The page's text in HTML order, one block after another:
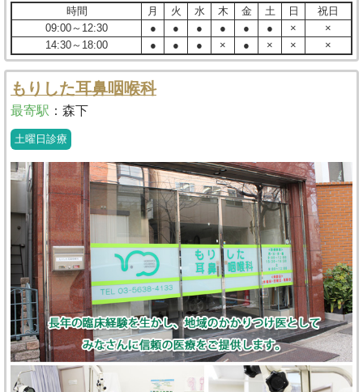
時間 月 火 水 木 金 土 日
祝日
09:00～12:30
● ● ● ● ● ● ×
×
14:30～18:00
● ● ● × ● × × ×
もりした耳鼻咽喉科
最寄駅 ： 森下
土曜日診療